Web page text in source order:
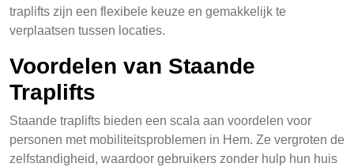
traplifts zijn een flexibele keuze en gemakkelijk te
verplaatsen tussen locaties.
Voordelen van Staande
Traplifts
Staande traplifts bieden een scala aan voordelen voor
personen met mobiliteitsproblemen in Hem. Ze vergroten de
zelfstandigheid, waardoor gebruikers zonder hulp hun huis